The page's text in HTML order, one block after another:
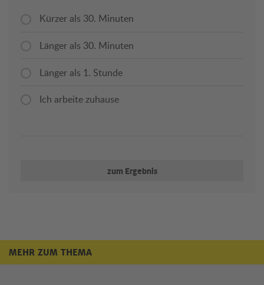
Kürzer als 30. Minuten
Länger als 30. Minuten
Länger als 1. Stunde
Ich arbeite zuhause
zum Ergebnis
MEHR ZUM THEMA